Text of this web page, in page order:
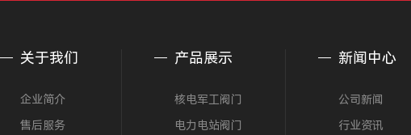
关于我们
企业简介
售后服务
产品展示
核电军工阀门
电力电站阀门
新闻中心
公司新闻
行业资讯